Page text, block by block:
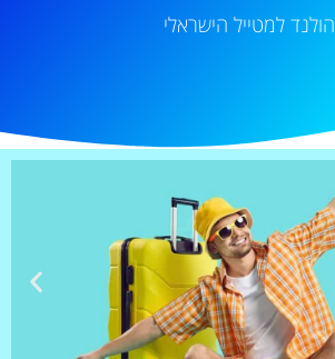
הולנד למטייל הישראלי